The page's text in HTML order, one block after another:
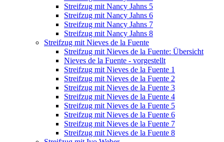
Streifzug mit Nancy Jahns 5
Streifzug mit Nancy Jahns 6
Streifzug mit Nancy Jahns 7
Streifzug mit Nancy Jahns 8
Streifzug mit Nieves de la Fuente
Streifzug mit Nieves de la Fuente: Übersicht
Nieves de la Fuente - vorgestellt
Streifzug mit Nieves de la Fuente 1
Streifzug mit Nieves de la Fuente 2
Streifzug mit Nieves de la Fuente 3
Streifzug mit Nieves de la Fuente 4
Streifzug mit Nieves de la Fuente 5
Streifzug mit Nieves de la Fuente 6
Streifzug mit Nieves de la Fuente 7
Streifzug mit Nieves de la Fuente 8